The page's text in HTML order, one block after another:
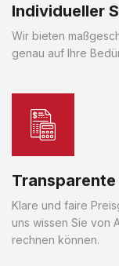
Individueller
Wir bieten
genau auf Ihre
Transparente
Klare und faire
uns wissen Sie von
rechnen können.